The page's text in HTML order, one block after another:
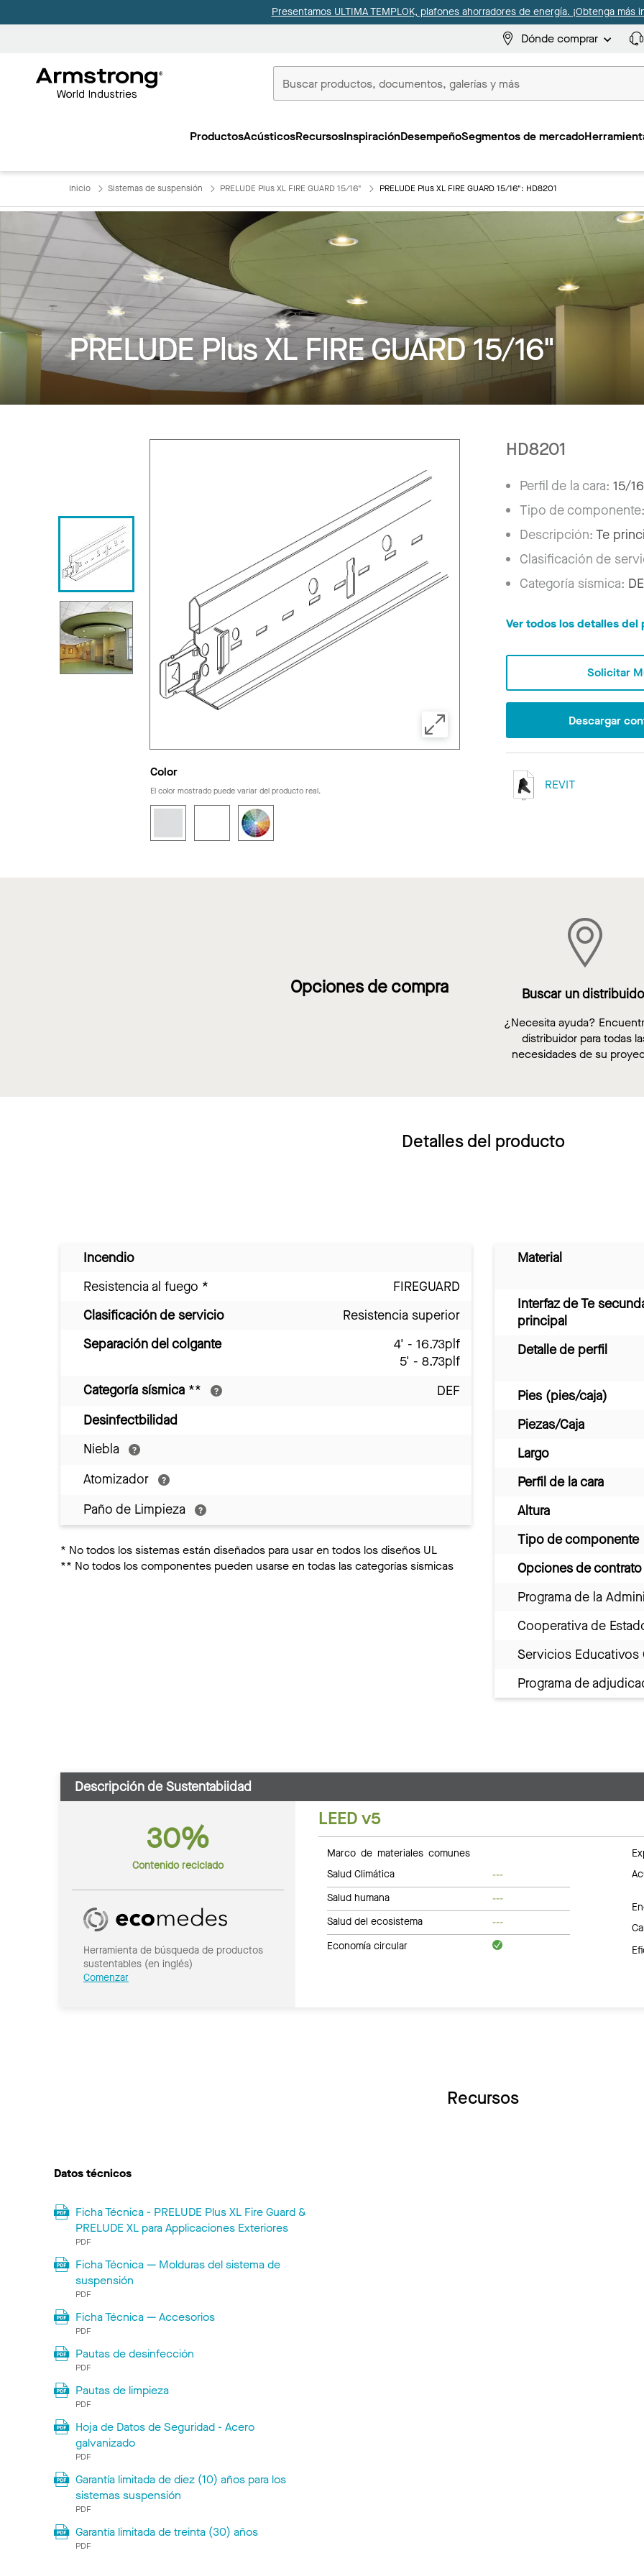
Presentamos ULTIMA TEMPLOK, plafones ahorradores de energía. ¡Obtenga más
Dónde comprar
Inicio
ProductosAcústicosRecursosInspiraciónDesempeñoSegmentos de mercado
Inicio Sistemas de suspensión PRELUDE Plus XL FIRE GUARD 15/16" PRELUDE Plus XL FIRE GUARD 15/16": HD8201
PRELUDE Plus XL FIRE GUARD 15/16"
Color
El color mostrado puede variar del producto real.
HD8201
Perfil de la cara:15/
Tipo de
Descripción:Te
Clasificación de
Categoría sísmica:
Ver todos los detalles del
Solicitar
Descargar
REVIT
Opciones de compra Buscar un
¿Necesita ayuda?
distribuidor para todas
necesidades de su
Detalles del producto
Incendio
Resistencia al fuego *
FIREGUARD
Clasificación de servicio
Resistencia superior
Separación del colgante
4' - 16.73plf
5' - 8.73plf
Categoría sísmica **
DEF
Desinfectbilidad
Niebla
Atomizador
Paño de Limpieza
* No todos los sistemas están diseñados para usar en todos los diseños UL
** No todos los componentes pueden usarse en todas las categorías sísmicas
Material
Interfaz de Te
principal
Detalle de perfil
Pies (pies/caja)
Piezas/Caja
Largo
Perfil de la cara
Altura
Tipo de componente
Opciones de contrato
Programa de la
Cooperativa de
Servicios Educativos
Programa de
Descripción de Sustentabiidad
30%
Contenido reciclado
Herramienta de búsqueda de productos
sustentables (en inglés)
Comenzar
LEED v5
Marco de materiales comunes
Salud Climática
---
Salud humana
---
Salud del ecosistema
---
Economía circular
Recursos
Datos técnicos
Ficha Técnica - PRELUDE Plus XL Fire Guard &
PRELUDE XL para Applicaciones Exteriores
PDF
Ficha Técnica — Molduras del sistema de
suspensión
PDF
Ficha Técnica — Accesorios
PDF
Pautas de desinfección
PDF
Pautas de limpieza
PDF
Hoja de Datos de Seguridad - Acero
galvanizado
PDF
Garantía limitada de diez (10) años para los
sistemas suspensión
PDF
Garantía limitada de treinta (30) años
PDF